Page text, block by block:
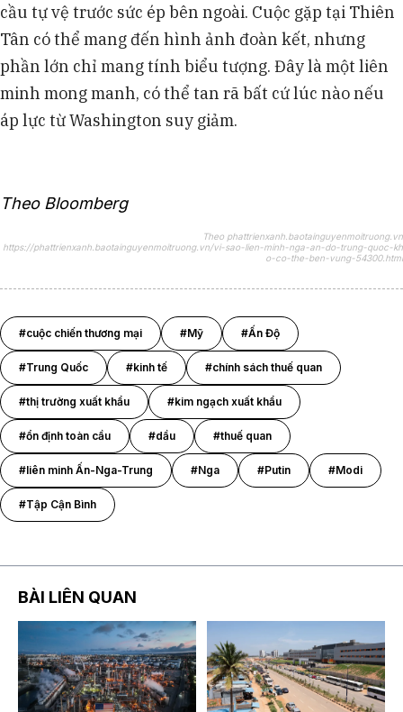
cầu tự vệ trước sức ép bên ngoài. Cuộc gặp tại Thiên
Tân có thể mang đến hình ảnh đoàn kết, nhưng
phần lớn chỉ mang tính biểu tượng. Đây là một liên
minh mong manh, có thể tan rã bất cứ lúc nào nếu
áp lực từ Washington suy giảm.
Theo Bloomberg
Theo phattrienxanh.baotainguyenmoitruong.vn
https://phattrienxanh.baotainguyenmoitruong.vn/vi-sao-lien-minh-nga-an-do-trung-quoc-kh
o-co-the-ben-vung-54300.html
#cuộc chiến thương mại #Mỹ #Ấn Độ
#Trung Quốc #kinh tế #chính sách thuế quan
#thị trường xuất khẩu #kim ngạch xuất khẩu
#ổn định toàn cầu #dầu #thuế quan
#liên minh Ấn-Nga-Trung #Nga #Putin #Modi
#Tập Cận Bình
BÀI LIÊN QUAN